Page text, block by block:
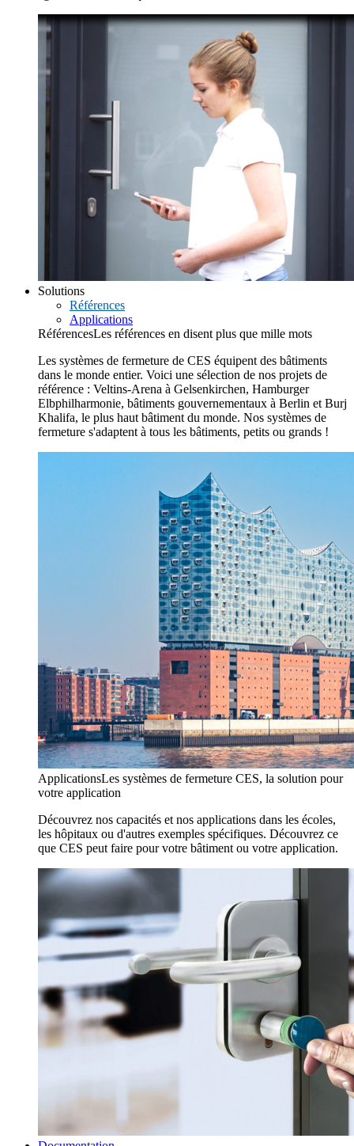
Solutions
Références
Applications
RéférencesLes références en disent plus que mille mots
Les systèmes de fermeture de CES équipent des bâtiments
dans le monde entier. Voici une sélection de nos projets de
référence : Veltins-Arena à Gelsenkirchen, Hamburger
Elbphilharmonie, bâtiments gouvernementaux à Berlin et Burj
Khalifa, le plus haut bâtiment du monde. Nos systèmes de
fermeture s'adaptent à tous les bâtiments, petits ou grands !
ApplicationsLes systèmes de fermeture CES, la solution pour
votre application
Découvrez nos capacités et nos applications dans les écoles,
les hôpitaux ou d'autres exemples spécifiques. Découvrez ce
que CES peut faire pour votre bâtiment ou votre application.